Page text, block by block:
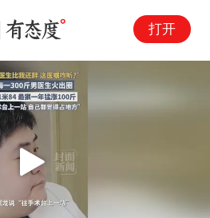
打开
Play